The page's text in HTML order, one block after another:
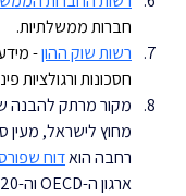
חברות ממשלתיות.
רשות שוק ההון -
חסכונות ורגולציות
מקור מרתק להבנה
מחוץ לישראל, מעין
רחבה הואדוח